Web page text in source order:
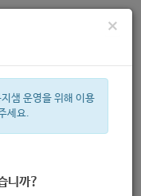
정보
×
샘 운영을 위해 이용
세요.
니까?